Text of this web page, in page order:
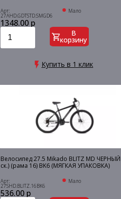
Арт:
27AHD.GDTSTD.SMGD6
Мало
1348.00 р
В
корзину
Купить в 1 клик
Велосипед 27.5 Mikado BLITZ MD
ск.) (рама 16) BK6 (МЯГКАЯ УПАКОВКА)
Арт:
27SHD.BLITZ.16BK6
Мало
536.00 р